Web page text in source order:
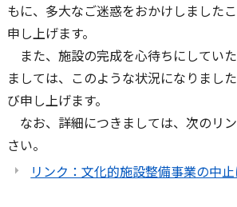
もに、多大なご迷惑をおかけしました
申し上げます。
また、施設の完成を心待ちにしてい
ましては、このような状況になりまし
び申し上げます。
なお、詳細につきましては、次のリ
さい。
リンク：文化的施設整備事業の中